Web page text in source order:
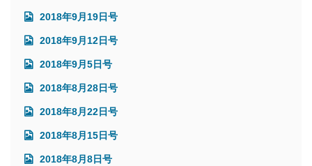
2018年9月19日号
2018年9月12日号
2018年9月5日号
2018年8月28日号
2018年8月22日号
2018年8月15日号
2018年8月8日号